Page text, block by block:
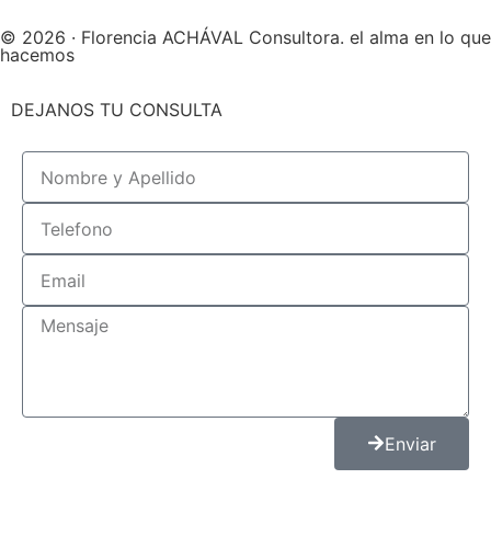
© 2026 · Florencia ACHÁVAL Consultora. el alma en lo que
hacemos
DEJANOS TU CONSULTA
Enviar